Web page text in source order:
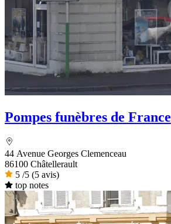
Pompes funèbres de France
44 Avenue Georges Clemenceau
86100 Châtellerault
5 /5 (5 avis)
top notes